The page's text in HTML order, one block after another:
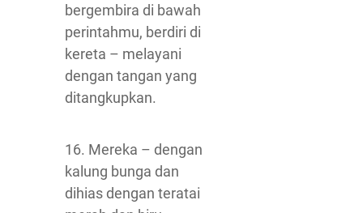
bergembira di bawah
perintahmu, berdiri di
kereta – melayani
dengan tangan yang
ditangkupkan.
16. Mereka – dengan
kalung bunga dan
dihias dengan teratai